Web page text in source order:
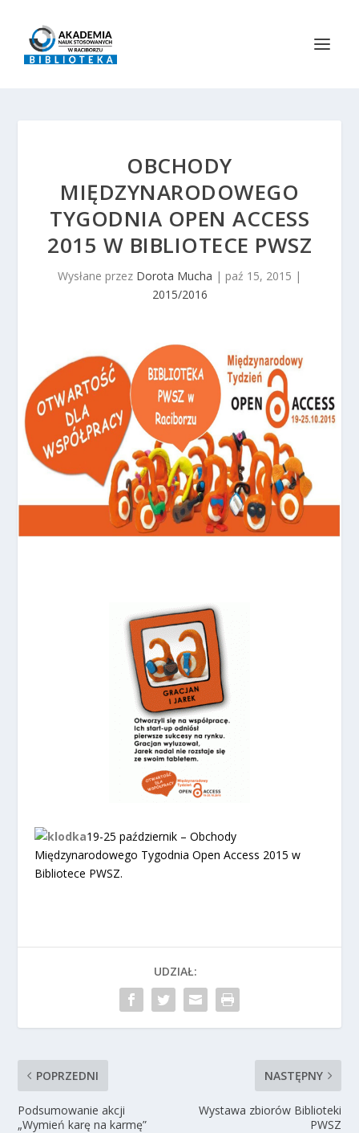
OBCHODY
MIĘDZYNARODOWEGO
TYGODNIA OPEN ACCESS
2015 W BIBLIOTECE PWSZ
Wysłane przez Dorota Mucha | paź 15, 2015 |
2015/2016
19-25 październik – Obchody
Międzynarodowego Tygodnia Open Access 2015 w
Bibliotece PWSZ.
UDZIAŁ:
POPRZEDNI
Podsumowanie akcji
„Wymień karę na karmę”
NASTĘPNY
Wystawa zbiorów Biblioteki
PWSZ